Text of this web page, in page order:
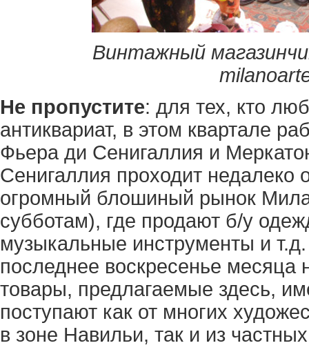
Винтажный
Не пропустите: для тех, кто
антиквариат, в этом квартале
Фьера ди Сенигаллия и
Сенигаллия проходит недалеко
огромный блошиный рынок
субботам), где продают б/у
музыкальные инструменты и
последнее воскресенье месяца
товары, предлагаемые здесь,
поступают как от многих
в зоне Навильи, так и из